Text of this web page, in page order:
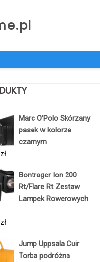
Marc O'Polo Skórzany
pasek w kolorze
czarnym
zł
Bontrager Ion 200
Rt/Flare Rt Zestaw
Lampek Rowerowych
zł
Jump Uppsala Cuir
Torba podróżna